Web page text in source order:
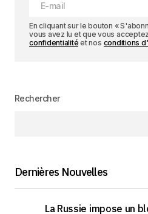
En cliquant sur le bouton «
vous avez lu et que vous
confidentialité et nos conditions
Rechercher
Dernières Nouvelles
La Russie impose un